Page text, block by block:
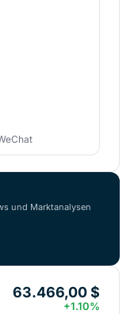
und Marktanalysen
63.466,00 $
+1.10%